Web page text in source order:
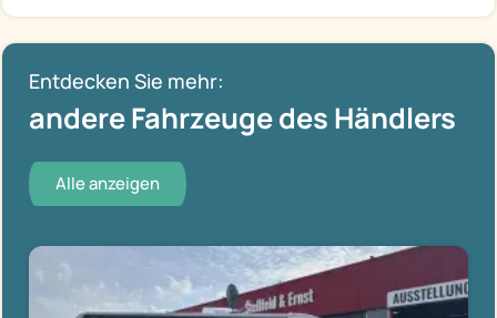
Entdecken Sie mehr:
andere Fahrzeuge des Händlers
Alle anzeigen